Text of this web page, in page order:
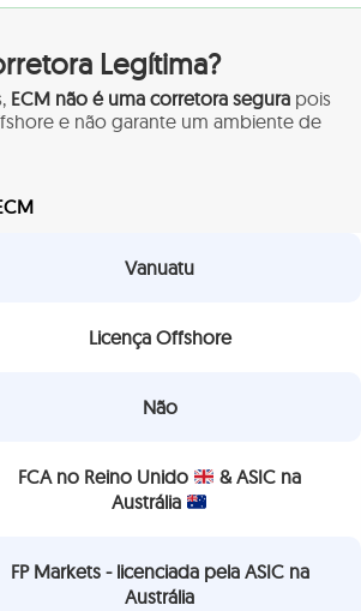
Legítima?
ECM não é uma corretora segura pois
e não garante um ambiente de
Vanuatu
Licença Offshore
Não
FCA no Reino Unido
& ASIC na
Austrália
FP Markets - licenciada pela ASIC na
Austrália